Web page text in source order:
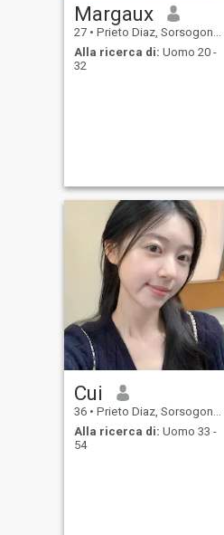
Margaux
27 • Prieto Diaz, Sorsogon, Filippine
Alla ricerca di: Uomo 20 -
32
Cui
36 • Prieto Diaz, Sorsogon, Filippine
Alla ricerca di: Uomo 33 -
54